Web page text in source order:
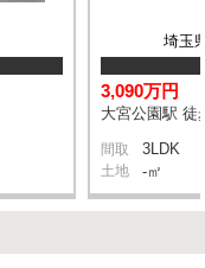
埼玉
3,090万円
大宮公園駅 徒
間取 3LDK
土地 -㎡